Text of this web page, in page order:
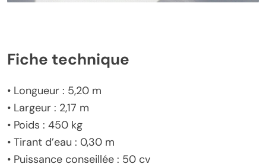
Fiche technique
• Longueur : 5,20 m
• Largeur : 2,17 m
• Poids : 450 kg
• Tirant d’eau : 0,30 m
• Puissance conseillée : 50 cv